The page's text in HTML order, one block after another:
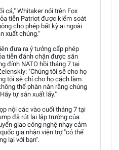
cả," Whitaker nói trên Fox
tiễn Patriot được kiểm soát
cho phép bất kỳ ai ngoài
xuất chúng."
đưa ra ý tưởng cấp phép
tiễn đánh chặn được săn
đỉnh NATO hồi tháng 7 tại
"Chúng tôi sẽ cho họ
tôi sẽ chỉ cho họ cách làm.
thể phàn nàn rằng chúng
tự sản xuất lấy."
nội các vào cuối tháng 7 tại
đã rút lại lập trường của
giao công nghệ nhạy cảm
gia nhận viện trợ "có thể
lại với bạn".